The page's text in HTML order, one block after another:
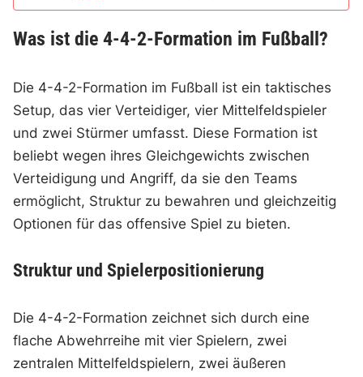
Was ist die 4-4-2-Formation im Fußball?
Die 4-4-2-Formation im Fußball ist ein taktisches
Setup, das vier Verteidiger, vier Mittelfeldspieler
und zwei Stürmer umfasst. Diese Formation ist
beliebt wegen ihres Gleichgewichts zwischen
Verteidigung und Angriff, da sie den Teams
ermöglicht, Struktur zu bewahren und gleichzeitig
Optionen für das offensive Spiel zu bieten.
Struktur und Spielerpositionierung
Die 4-4-2-Formation zeichnet sich durch eine
flache Abwehrreihe mit vier Spielern, zwei
zentralen Mittelfeldspielern, zwei äußeren